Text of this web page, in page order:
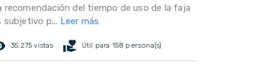
recomendación del tiempo de uso de la faja
subjetivo p... Leer más
35.275 vistas volunteer_activism Útil para 158 persona(s)